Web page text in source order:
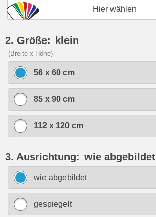
Hier wählen
2. Größe: klein
(Breite x Höhe)
56 x 60 cm
85 x 90 cm
112 x 120 cm
3. Ausrichtung: wie abgebildet
wie abgebildet
gespiegelt